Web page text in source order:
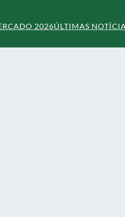
2026ÚLTIMAS